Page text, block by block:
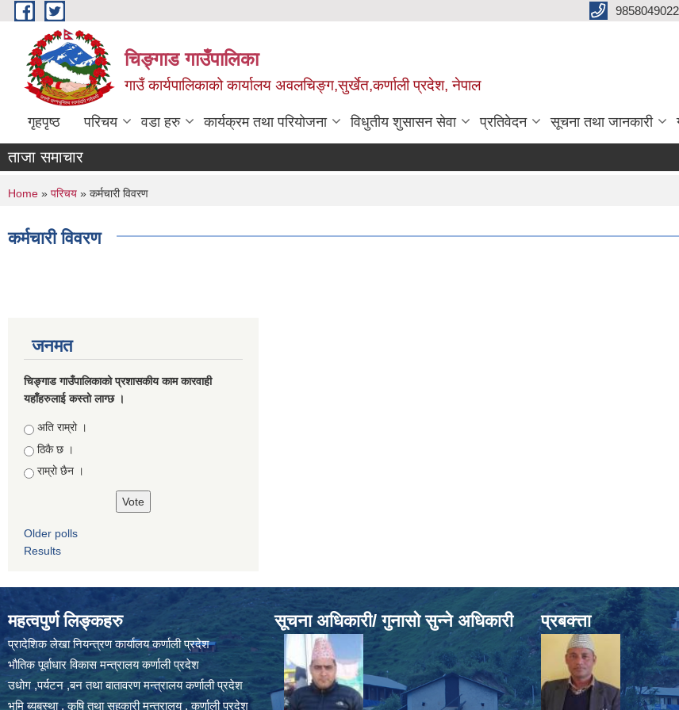
Skip to main content 9858049022
चिङ्गाड गाउँपालिका
गाउँ कार्यपालिकाको कार्यालय अवलचिङ्ग,सुर्खेत,कर्णाली प्रदेश, नेपाल
गृहपृष्ठ परिचय वडा हरु कार्यक्रम तथा परियोजना विधुतीय शुसासन सेवा प्रतिवेदन सूचना तथा जानकारी
ताजा समाचार
You are here
Home » परिचय » कर्मचारी विवरण
कर्मचारी विवरण
जनमत
चिङ्गाड गाउँपालिकाको प्रशासकीय काम कारवाही
यहाँहरुलाई कस्तो लाग्छ ।
Choices
अति राम्रो ।
ठिकै छ ।
राम्रो छैन ।
Older polls
Results
महत्वपुर्ण लिङ्कहरु
प्रादेशिक लेखा नियन्त्रण कार्यालय कर्णाली प्रदेश
भौतिक पूर्वाधार विकास मन्त्रालय कर्णाली प्रदेश
उधोग ,पर्यटन ,बन तथा बातावरण मन्त्रालय कर्णाली प्रदेश
भुमि ब्यबस्था , कृषि तथा सहकारी मन्त्रालय , कर्णाली प्रदेश
सूचना अधिकारी/ गुनासो सुन्ने अधिकारी प्रबक्त्ता